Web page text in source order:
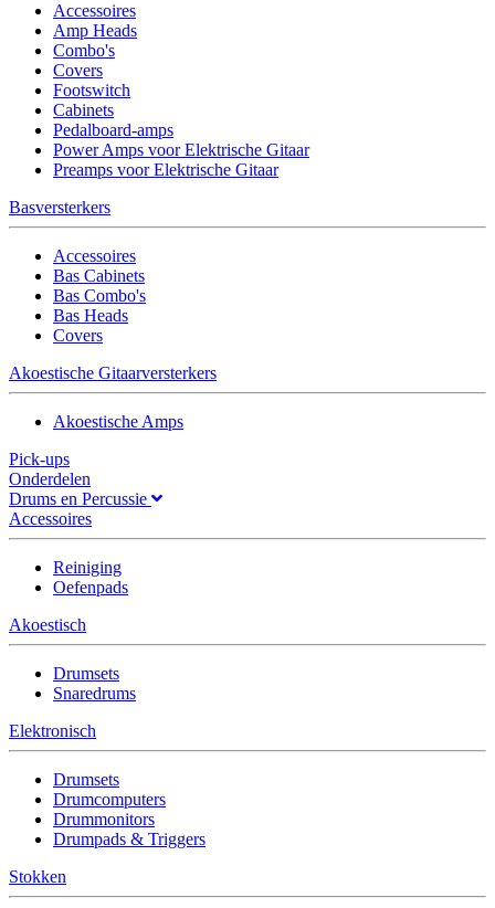
Accessoires
Amp Heads
Combo's
Covers
Footswitch
Cabinets
Pedalboard-amps
Power Amps voor Elektrische Gitaar
Preamps voor Elektrische Gitaar
Basversterkers
Accessoires
Bas Cabinets
Bas Combo's
Bas Heads
Covers
Akoestische Gitaarversterkers
Akoestische Amps
Pick-ups
Onderdelen
Drums en Percussie
Accessoires
Reiniging
Oefenpads
Akoestisch
Drumsets
Snaredrums
Elektronisch
Drumsets
Drumcomputers
Drummonitors
Drumpads & Triggers
Stokken